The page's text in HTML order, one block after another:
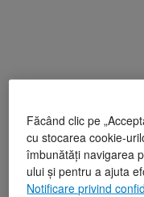
Făcând clic pe
cu stocarea cookie-
îmbunătăți navigarea
ului și pentru a ajuta
Notificare privind